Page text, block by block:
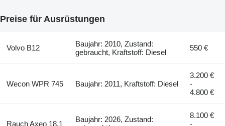
Preise für Ausrüstungen
Volvo B12
Baujahr: 2010, Zustand:
gebraucht, Kraftstoff: Diesel
550 €
Wecon WPR 745 Baujahr: 2011, Kraftstoff: Diesel
3.200 €
-
4.800 €
Rauch Axeo 18.1
Baujahr: 2026, Zustand:
8.100 €
-